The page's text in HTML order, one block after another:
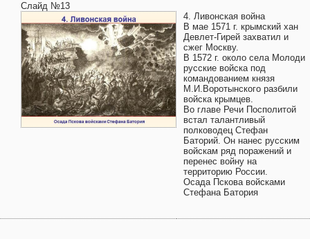
Слайд №13
4. Ливонская война
В мае 1571 г. крымский хан
Девлет-Гирей захватил и
сжег Москву.
В 1572 г. около села Молоди
русские войска под
командованием князя
М.И.Воротынского разбили
войска крымцев.
Во главе Речи Посполитой
встал талантливый
полководец Стефан
Баторий. Он нанес русским
войскам ряд поражений и
перенес войну на
территорию России.
Осада Пскова войсками
Стефана Батория